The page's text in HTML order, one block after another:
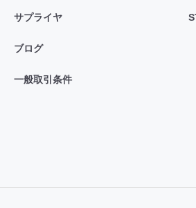
サプライヤ
ブログ
一般取引条件